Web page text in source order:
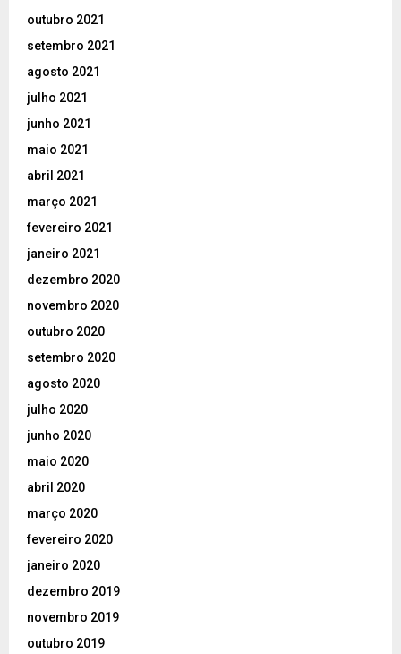
outubro 2021
setembro 2021
agosto 2021
julho 2021
junho 2021
maio 2021
abril 2021
março 2021
fevereiro 2021
janeiro 2021
dezembro 2020
novembro 2020
outubro 2020
setembro 2020
agosto 2020
julho 2020
junho 2020
maio 2020
abril 2020
março 2020
fevereiro 2020
janeiro 2020
dezembro 2019
novembro 2019
outubro 2019